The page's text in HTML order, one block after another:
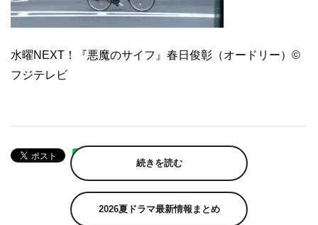
水曜NEXT！『悪魔のサイフ』春日俊彰（オードリー）©
フジテレビ
続きを読む
2026夏ドラマ最新情報まとめ